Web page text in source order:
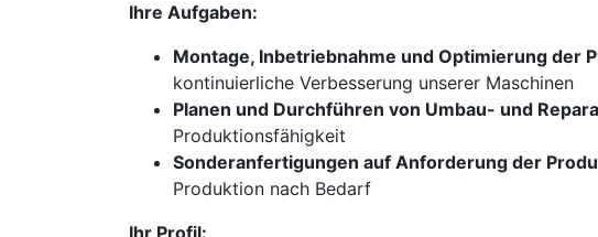
Ihre Aufgaben:
Montage, Inbetriebnahme und Optimierung der
kontinuierliche Verbesserung unserer Maschinen
Planen und Durchführen von Umbau- und
Produktionsfähigkeit
Sonderanfertigungen auf Anforderung der
Produktion nach Bedarf
Ihr Profil: